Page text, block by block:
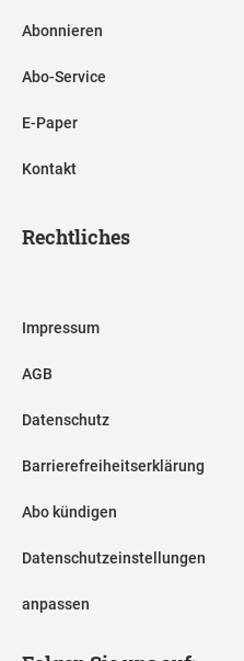
Abonnieren
Abo-Service
E-Paper
Kontakt
Rechtliches
Impressum
AGB
Datenschutz
Barrierefreiheitserklärung
Abo kündigen
Datenschutzeinstellungen
anpassen